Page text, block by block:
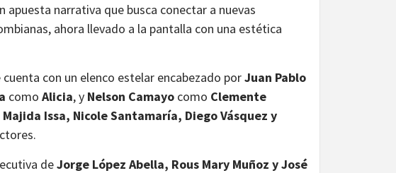
narrativa que busca conectar a nuevas
ahora llevado a la pantalla con una estética
con un elenco estelar encabezado porJuan Pablo
como Alicia, y Nelson Camayo como Clemente
Issa, Nicole Santamaría, Diego Vásquez y
deJorge López Abella, Rous Mary Muñoz y José